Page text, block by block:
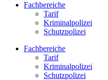
Fachbereiche
Tarif
Kriminalpolizei
Schutzpolizei
Fachbereiche
Tarif
Kriminalpolizei
Schutzpolizei